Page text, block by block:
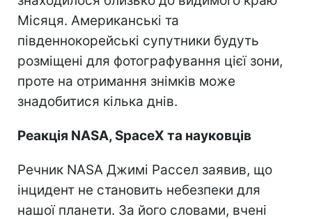
Місяця. Американські та
південнокорейські супутники будуть
розміщені для фотографування цієї зони,
проте на отримання знімків може
знадобитися кілька днів.
Реакція NASA, SpaceX та науковців
Речник NASA Джимі Рассел заявив, що
інцидент не становить небезпеки для
нашої планети. За його словами, вчені